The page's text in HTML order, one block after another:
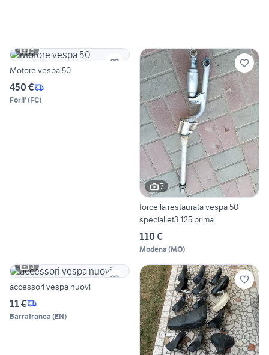
5
Motore vespa 50
450 €
Forli' (FC)
7
forcella restaurata vespa 50
special et3 125 prima
110 €
Modena (MO)
3
accessori vespa nuovi
11 €
Barrafranca (EN)